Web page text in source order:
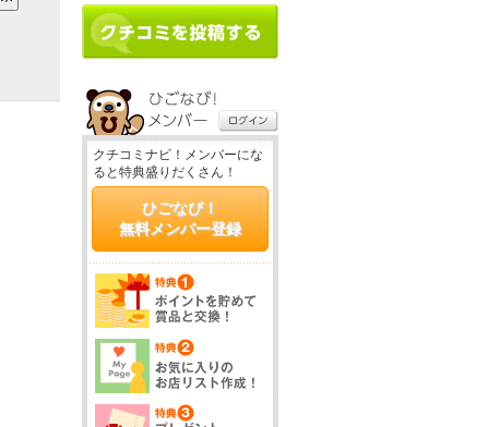
クチコミナビ！メンバーにな
ると特典盛りだくさん！
ひごなび！
無料メンバー登録